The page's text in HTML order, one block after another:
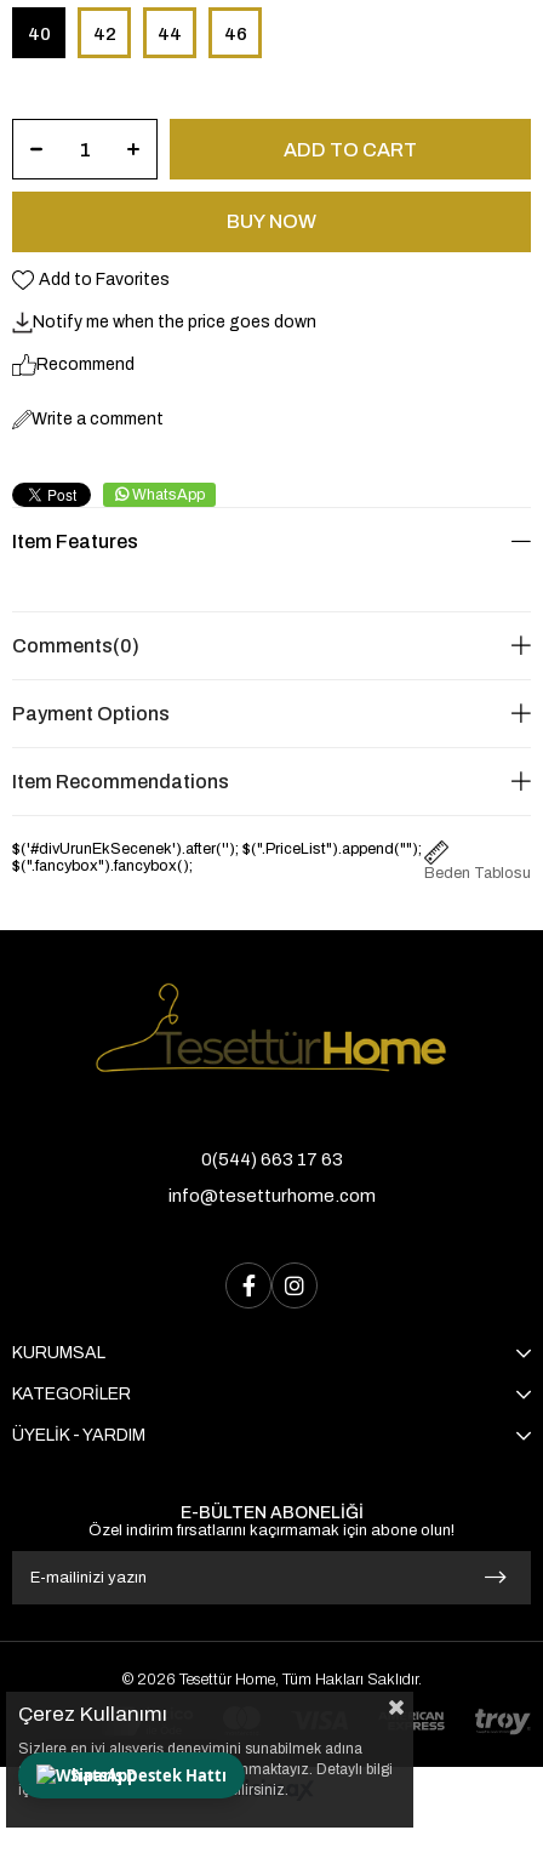
Sipariş Destek Hattı
40 42 44 46
Add to Favorites
Notify me when the price goes down
Recommend
Write a comment
WhatsApp
Item Features
Comments(0)
Payment Options
Item Recommendations
$('#divUrunEkSecenek').after('
Beden Tablosu
'); $(".PriceList").append("");
$(".fancybox").fancybox();
0(544) 663 17 63
info@tesetturhome.com
KURUMSAL
KATEGORİLER
ÜYELİK - YARDIM
E-BÜLTEN ABONELİĞİ
Özel indirim fırsatlarını kaçırmamak için abone olun!
© 2026 Tesettür Home, Tüm Hakları Saklıdır.
Çerez Kullanımı
Sizlere en iyi alışveriş deneyimini sunabilmek adına
sitemizde çerezler(cookies) kullanmaktayız. Detaylı bilgi
için Kvkk sözleşmesini inceleyebilirsiniz.